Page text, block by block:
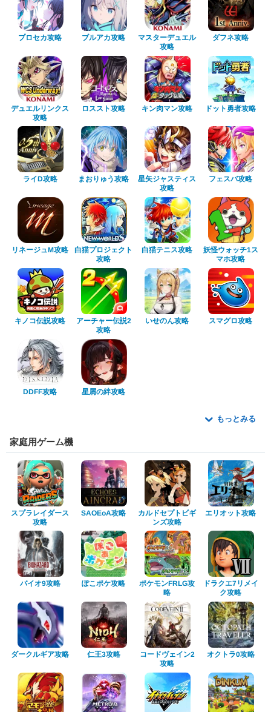
プロセカ攻略 ブルアカ攻略 マスターデュエル
攻略
ダフネ攻略
デュエルリンクス
攻略
ロススト攻略 キン肉マン攻略 ドット勇者攻略
ライD攻略 まおりゅう攻略 星矢ジャスティス
攻略
フェスバ攻略
リネージュM攻略 白猫プロジェクト
攻略
白猫テニス攻略 妖怪ウォッチ1ス
マホ攻略
キノコ伝説攻略 アーチャー伝説2
攻略
いせのん攻略 スマグロ攻略
DDFF攻略 星屑の絆攻略
もっとみる
家庭用ゲーム機
スプラレイダース
攻略
SAOEoA攻略 カルドセプトビギ
ンズ攻略
エリオット攻略
バイオ9攻略 ぽこポケ攻略 ポケモンFRLG攻
略
ドラクエ7リメイ
ク攻略
ダークルギア攻略 仁王3攻略 コードヴェイン2
攻略
オクトラ0攻略